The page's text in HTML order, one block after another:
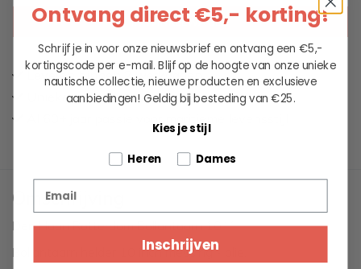
IN WINKELWAGEN
Leveren binnen 2 werkdagen
Unieke collectie maritieme kleding
Omschrijving
Den Haan Rotterdam Bollantaarn 10´´
Bollantaarn helder 10 inch messing - olie,
Ontvang direct €5,- korting!
Schrijf je in voor onze nieuwsbrief en ontvang een €5,-
kortingscode per e-mail. Blijf op de hoogte van onze unieke
nautische collectie, nieuwe producten en exclusieve
aanbiedingen! Geldig bij besteding van €25.
Kies je stijl
Tell us about your pets
Heren Dames
Inschrijven